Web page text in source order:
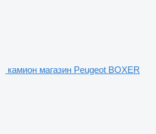
камион магазин Peugeot BOXER